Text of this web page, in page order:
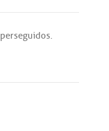
perseguidos.